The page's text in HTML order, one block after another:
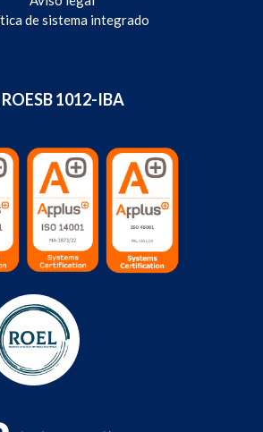
de sistema integrado
ROESB 1012-IBA